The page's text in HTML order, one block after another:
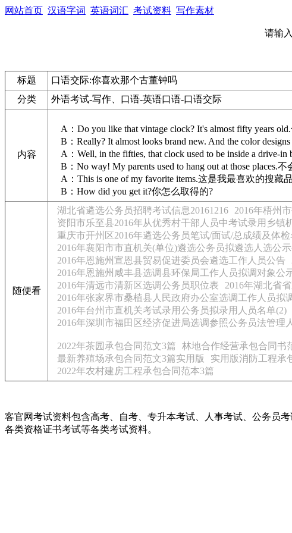
网站首页 汉语字词 英语词汇 考试资料 写作素材
请输
标题
口语交际:你喜欢那个古董钟吗
分类
外语考试-写作、口语-英语口语-口语交际
内容
A：Do you like that vintage clock? It's almost fifty years
B：Really? It almost looks brand new. And the color
A：Well, in the fifties, that clock used to be inside a
B：No way! My parents used to hang out at those places.
A：This is one of my favorite items.这是我最喜欢的搜藏品
B：How did you get it?你怎么取得的?
随便看
湖北省遴选公务员招聘考试信息20161216 2016年梧州
资阳市乐至县2016年从优秀村干部人员中考试录用乡镇
重庆市开州区2016年遴选公务员笔试/面试/总成绩及体
2016年襄阳市市直机关(单位)遴选公务员拟遴选人选公
2016年恩施州宣恩县贸易促进委员会遴选工作人员公告
2016年恩施州咸丰县选调县环保局工作人员拟调对象公
2016年清远市清新区选调公务员职位表
2016年湖北省
2016年张家界市桑植县人民政府办公室选调工作人员拟
2016年台州市直机关考试录用公务员拟录用人员名单(2)
2016年深圳市福田区经济促进局选调参照公务员法管理
2022年茶园承包合同范文3篇
林地合作经营承包合同书
最新养殖场承包合同范文3篇实用版
实用版消防工程承
2022年农村建房工程承包合同范本3篇
客官网考试资料包含高考、自考、专升本考试、人事考试、公务员
各类资格证书考试等各类考试资料。